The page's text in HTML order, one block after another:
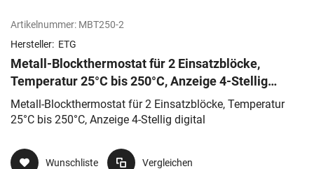
Artikelnummer: MBT250-2
Hersteller: ETG
Metall-Blockthermostat für 2 Einsatzblöcke,
Temperatur 25°C bis 250°C, Anzeige 4-Stellig
digital
Metall-Blockthermostat für 2 Einsatzblöcke, Temperatur
25°C bis 250°C, Anzeige 4-Stellig digital
Wunschliste Vergleichen